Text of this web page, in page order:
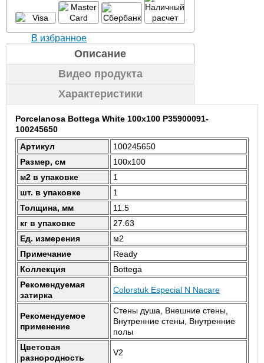
В избранное
Описание
Видео продукта
Характеристики
Porcelanosa Bottega White 100x100 P35900091-
100245650
Артикул
100245650
Размер, см
100x100
м2 в упаковке
1
шт. в упаковке
1
Толщина, мм
11.5
кг в упаковке
27.63
Ед. измерения
м2
Примечание
Ready
Коллекция
Bottega
Рекомендуемая
затирка
Colorstuk Especial N Nacare
Рекомендуемое
применение
Стены душа, Внешние стены,
Внутренние стены, Внутренние
полы
Цветовая
разнородность
V2